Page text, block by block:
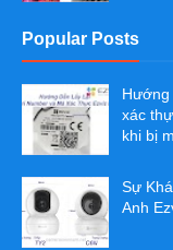
Popular Posts
Hướng
xác
khi bị
Sự
Anh